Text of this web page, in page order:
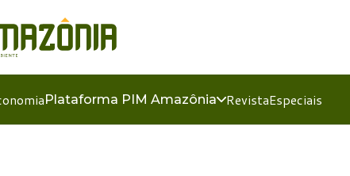
Plataforma PIM Amazônia RevistaEspeciais